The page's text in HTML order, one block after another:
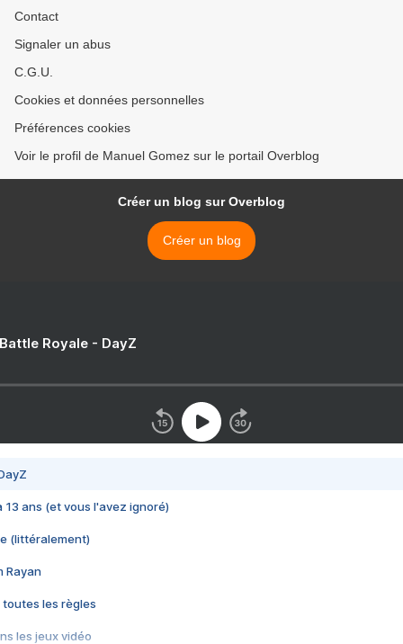
Contact
Signaler un abus
C.G.U.
Cookies et données personnelles
Préférences cookies
Voir le profil de Manuel Gomez sur le portail Overblog
Créer un blog sur Overblog
Créer un blog
Royale - DayZ
13 ans (et vous l'avez ignoré)
(littéralement)
Rayan
toutes les règles
les jeux vidéo